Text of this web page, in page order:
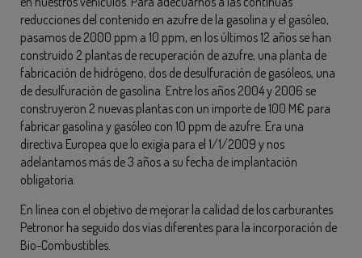
reducciones del contenido en azufre de la gasolina y el gasóleo,
pasamos de 2000 ppm a 10 ppm, en los últimos 12 años se han
construido 2 plantas de recuperación de azufre, una planta de
fabricación de hidrógeno, dos de desulfuración de gasóleos, una
de desulfuración de gasolina. Entre los años 2004 y 2006 se
construyeron 2 nuevas plantas con un importe de 100 M€ para
fabricar gasolina y gasóleo con 10 ppm de azufre. Era una
directiva Europea que lo exigía para el 1/1/2009 y nos
adelantamos más de 3 años a su fecha de implantación
obligatoria.
En línea con el objetivo de mejorar la calidad de los carburantes
Petronor ha seguido dos vías diferentes para la incorporación de
Bio-Combustibles.